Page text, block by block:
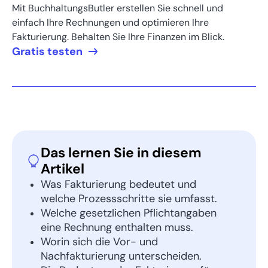
Mit BuchhaltungsButler erstellen Sie schnell und
einfach Ihre Rechnungen und optimieren Ihre
Fakturierung. Behalten Sie Ihre Finanzen im Blick.
Gratis testen
Das lernen Sie in diesem
Artikel
Was Fakturierung bedeutet und
welche Prozessschritte sie umfasst.
Welche gesetzlichen Pflichtangaben
eine Rechnung enthalten muss.
Worin sich die Vor- und
Nachfakturierung unterscheiden.